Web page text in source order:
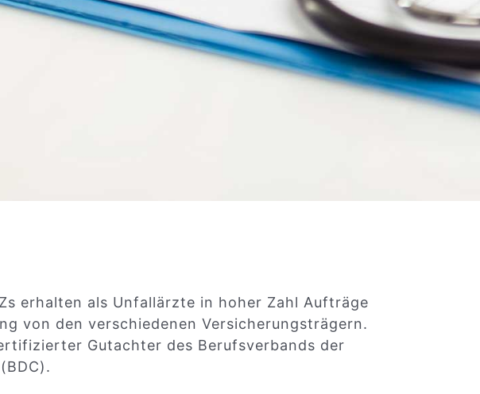
erhalten als Unfallärzte in hoher Zahl Aufträge
von den verschiedenen Versicherungsträgern.
Gutachter des Berufsverbands der